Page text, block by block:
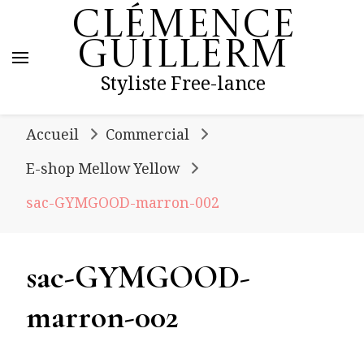
Clémence
Guillerm
Styliste Free-lance
Accueil
Commercial
E-shop Mellow Yellow
sac-GYMGOOD-marron-002
sac-GYMGOOD-
marron-002